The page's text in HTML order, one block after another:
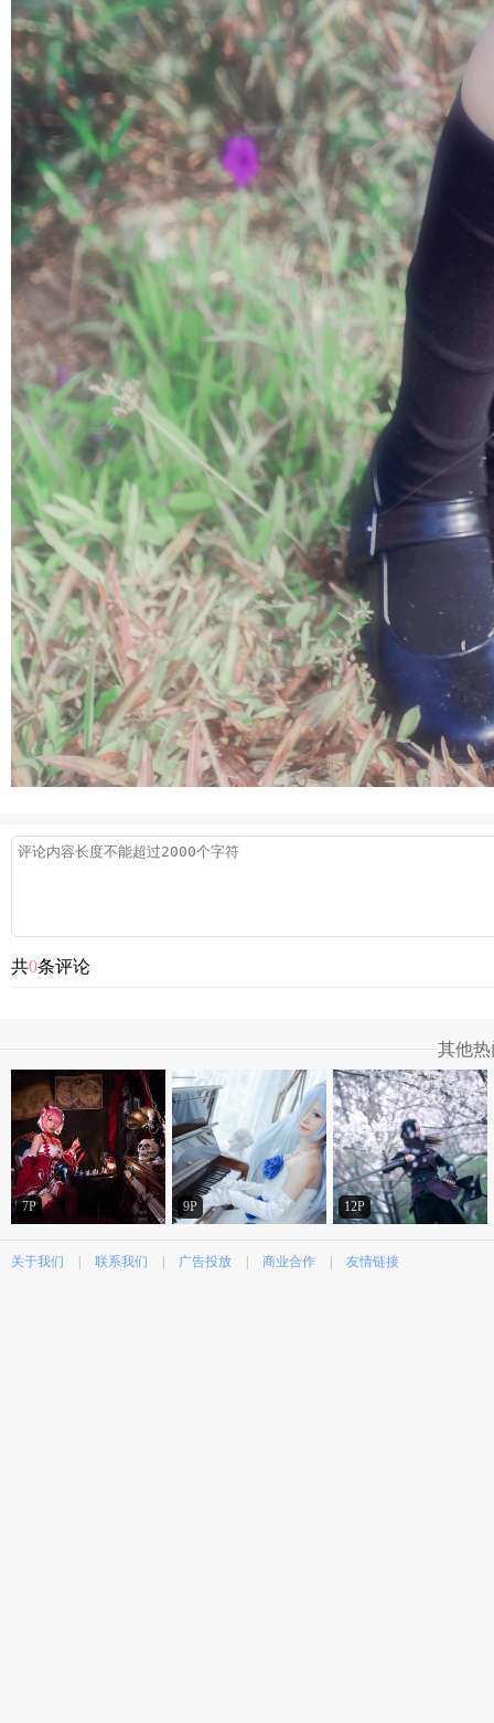
共0条评论
其他
7P 9P 12P
关于我们 | 联系我们 | 广告投放 | 商业合作 | 友情链接